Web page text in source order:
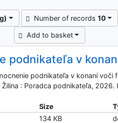
Number of records 10
Add to basket
podnikateľa v
podnikateľa v konaní
: Poradca podnikateľa,
Size
134 KB